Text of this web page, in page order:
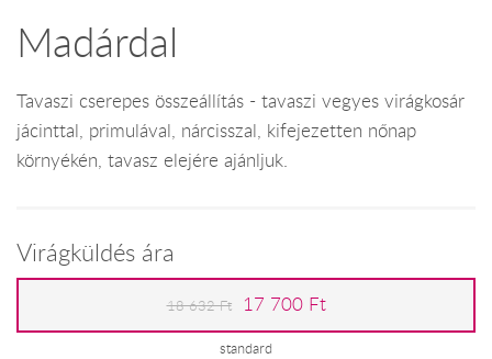
Madárdal
Tavaszi cserepes összeállítás - tavaszi vegyes virágkosár
jácinttal, primulával, nárcisszal, kifejezetten nőnap
környékén, tavasz elejére ajánljuk.
Virágküldés ára
18 632 Ft 17 700 Ft
standard